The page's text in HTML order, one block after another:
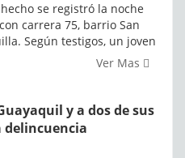
se registró la noche
carrera 75, barrio San
Según testigos, un joven
Ver Mas
y a dos de sus
delincuencia